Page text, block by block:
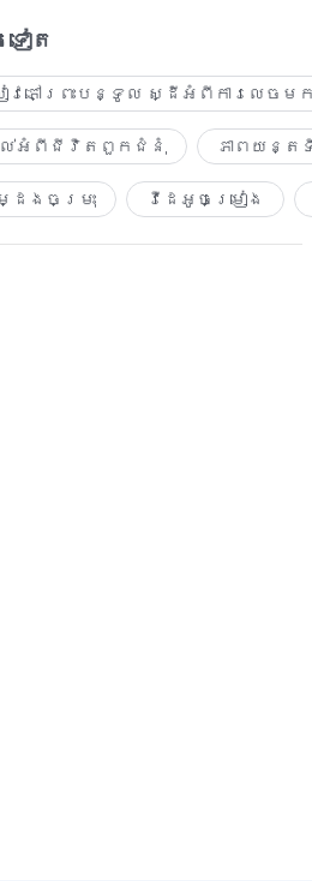
ៀត​
សៀវភៅព្រះបន្ទូល ស្ដីអំពីការលេច
ាល់អំពីជីវិតពួកជំនុំ ភាពយន្
ែងចម្រុះ វីដេអូចម្រៀង​